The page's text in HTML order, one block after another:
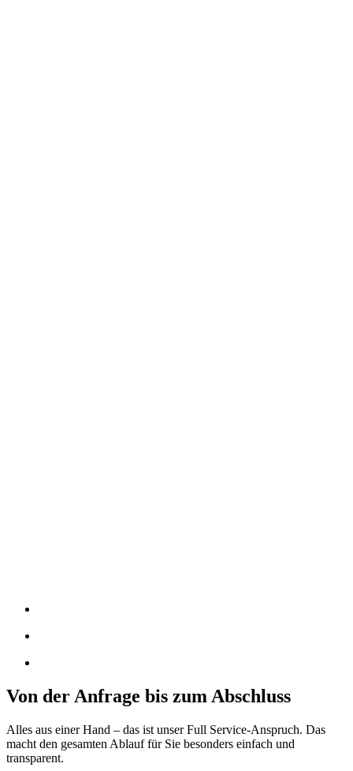
Von der Anfrage bis zum Abschluss
Alles aus einer Hand – das ist unser Full Service-Anspruch. Das
macht den gesamten Ablauf für Sie besonders einfach und
transparent.